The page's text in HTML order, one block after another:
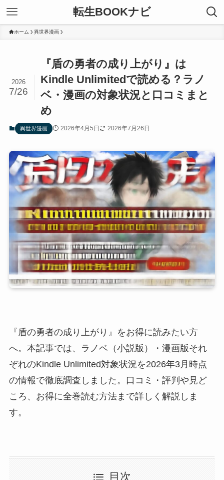
転生BOOKナビ
ホーム 異世界漫画
『盾の勇者の成り上がり』は
Kindle Unlimitedで読める？ラノ
ベ・漫画の対象状況と口コミまと
め
2026
7/26
異世界漫画 2026年4月5日 2026年7月26日
『盾の勇者の成り上がり』をお得に読みたい方
へ。本記事では、ラノベ（小説版）・漫画版それ
ぞれのKindle Unlimited対象状況を2026年3月時点
の情報で徹底調査しました。口コミ・評判や見ど
ころ、お得に全巻読む方法まで詳しく解説しま
す。
目次